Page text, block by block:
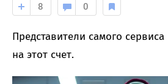
8 0
Представители самого
на этот счет.